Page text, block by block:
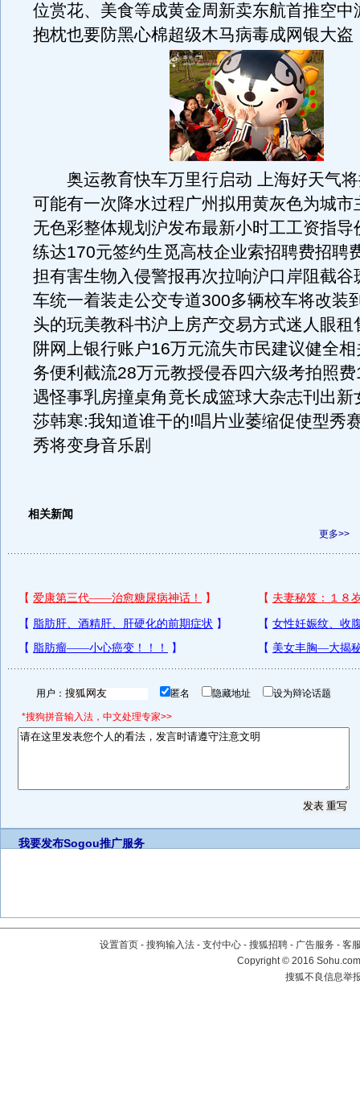
位赏花、美食等成黄金周新卖东航首推空中
抱枕也要防黑心棉超级木马病毒成网银大盗
奥运教育快车万里行启动 上海好天气将
可能有一次降水过程广州拟用黄灰色为城市
无色彩整体规划沪发布最新小时工工资指导
练达170元签约生觅高枝企业索招聘费招聘
担有害生物入侵警报再次拉响沪口岸阻截谷
车统一着装走公交专道300多辆校车将改装
头的玩美教科书沪上房产交易方式迷人眼租
阱网上银行账户16万元流失市民建议健全
务便利截流28万元教授侵吞四六级考拍照
遇怪事乳房撞桌角竟长成篮球大杂志刊出新
莎韩寒:我知道谁干的!唱片业萎缩促使型秀
秀将变身音乐剧
相关新闻
更多>>
用户： 匿名 隐藏地址 设为辩论话题
*搜狗拼音输入法，中文处理专家>>
我要发布Sogou推广服务
设置首页 - 搜狗输入法 - 支付中心 - 搜狐招聘 - 广告服务 - 客
Copyright©2016
搜狐不良信息举